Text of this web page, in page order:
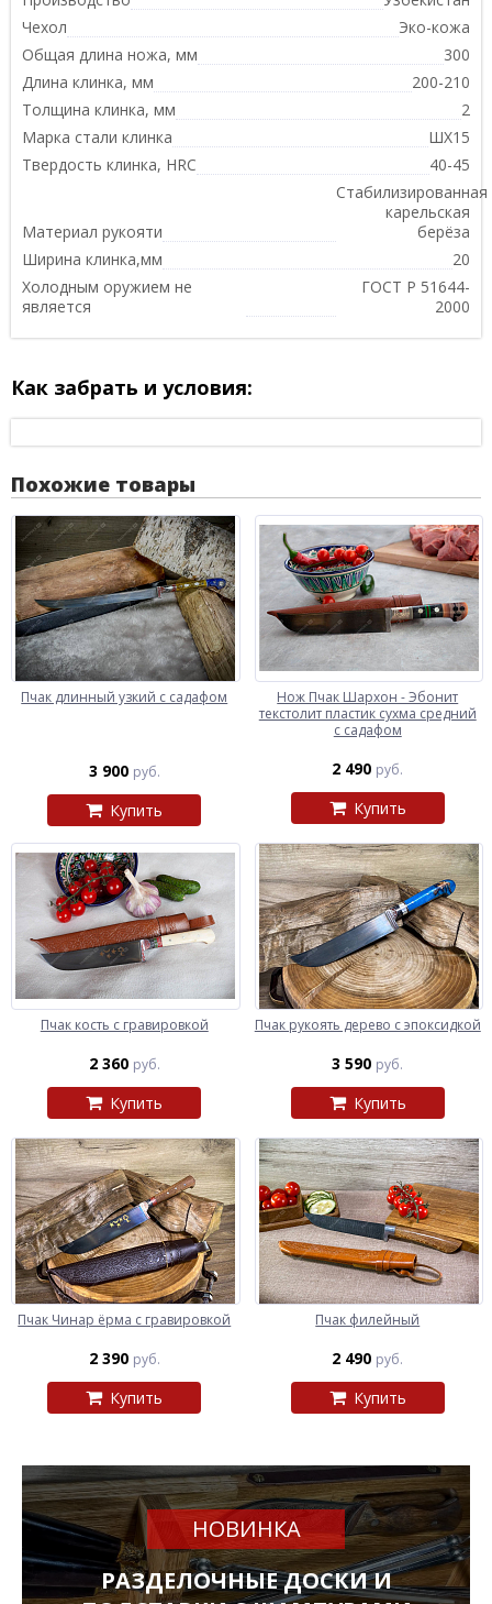
Чехол
Эко-кожа
Общая длина ножа, мм
300
Длина клинка, мм
200-210
Толщина клинка, мм
2
Марка стали клинка
ШХ15
Твердость клинка, HRC
40-45
Материал рукояти
Стабилизированная
карельская
берёза
Ширина клинка,мм
20
Холодным оружием не
является
ГОСТ Р 51644-
2000
Как забрать и условия:
Похожие товары
Пчак длинный узкий с садафом
3 900 руб.
Купить
Нож Пчак Шархон - Эбонит
текстолит пластик сухма средний
с садафом
2 490 руб.
Купить
Пчак кость с гравировкой
2 360 руб.
Купить
Пчак рукоять дерево с эпоксидкой
3 590 руб.
Купить
Пчак Чинар ёрма с гравировкой
2 390 руб.
Купить
Пчак филейный
2 490 руб.
Купить
НОВИНКА
РАЗДЕЛОЧНЫЕ ДОСКИ И